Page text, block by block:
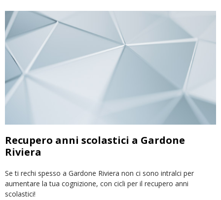
Recupero anni scolastici a Gardone
Riviera
Se ti rechi spesso a Gardone Riviera non ci sono intralci per
aumentare la tua cognizione, con cicli per il recupero anni
scolastici!